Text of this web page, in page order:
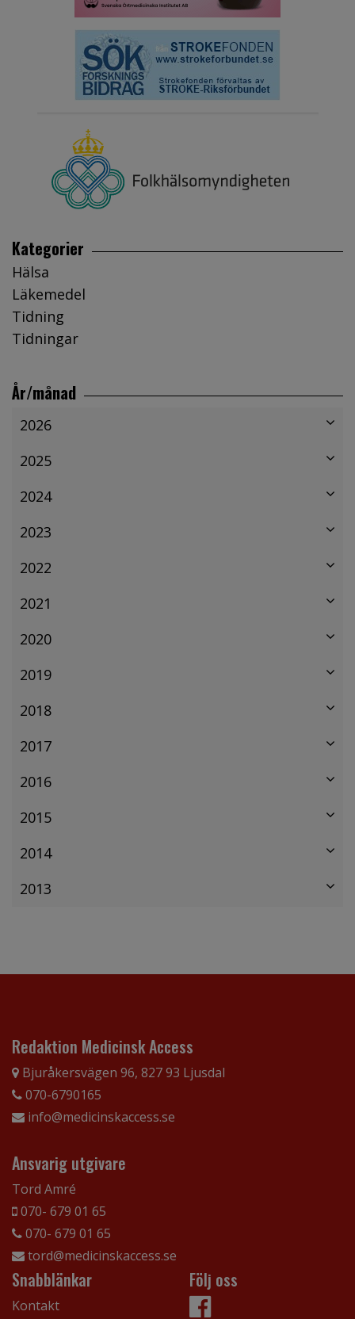
Kategorier
Hälsa
Läkemedel
Tidning
Tidningar
År/månad
2026
2025
2024
2023
2022
2021
2020
2019
2018
2017
2016
2015
2014
2013
Redaktion Medicinsk Access
Bjuråkersvägen 96, 827 93 Ljusdal
070-6790165
info@medicinskaccess.se
Ansvarig utgivare
Tord Amré
070- 679 01 65
070- 679 01 65
tord@medicinskaccess.se
Snabblänkar
Kontakt
Följ oss